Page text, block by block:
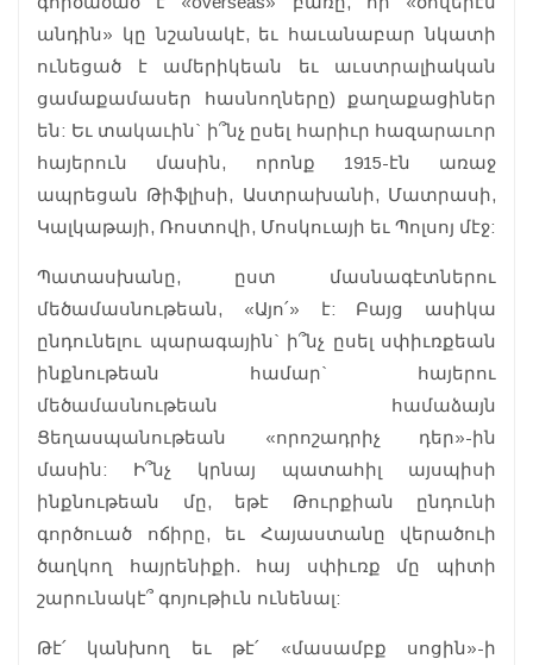
անդին» կը նշանակէ, եւ հաւանաբար նկատի
ունեցած է ամերիկեան եւ աւստրալիական
ցամաքամասեր հասնողները) քաղաքացիներ
են: Եւ տակաւին` ի՞նչ ըսել հարիւր հազարաւոր
հայերուն մասին, որոնք 1915-էն առաջ
ապրեցան Թիֆլիսի, Աստրախանի, Մատրասի,
Կալկաթայի, Ռոստովի, Մոսկուայի եւ Պոլսոյ մէջ:
Պատասխանը, ըստ մասնագէտներու
մեծամասնութեան, «Այո՛» է: Բայց ասիկա
ընդունելու պարագային` ի՞նչ ըսել սփիւռքեան
ինքնութեան համար` հայերու
մեծամասնութեան համաձայն
Ցեղասպանութեան «որոշադրիչ դեր»-ին
մասին: Ի՞նչ կրնայ պատահիլ այսպիսի
ինքնութեան մը, եթէ Թուրքիան ընդունի
գործուած ոճիրը, եւ Հայաստանը վերածուի
ծաղկող հայրենիքի. հայ սփիւռք մը պիտի
շարունակէ՞ գոյութիւն ունենալ:
Թէ՛ կանխող եւ թէ՛ «մասամբք սոցին»-ի